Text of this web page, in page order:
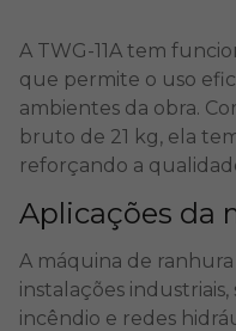
A TWG-11A tem
que permite o uso
ambientes da obra.
bruto de 21 kg, ela
reforçando a
Aplicações da
A máquina de
instalações industriais,
incêndio e redes